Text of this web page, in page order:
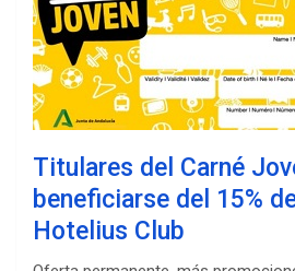
Titulares del Carné
beneficiarse del 15%
Hotelius Club